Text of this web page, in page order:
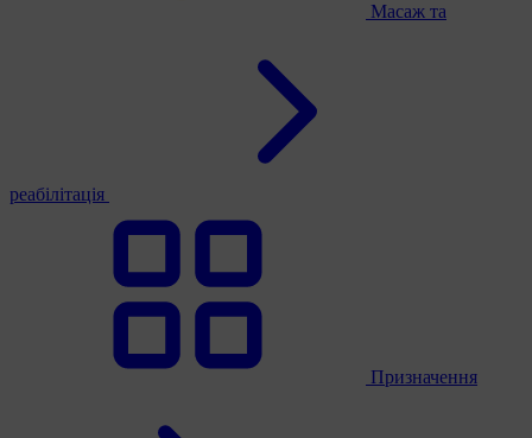
Масаж та
реабілітація
Призначення